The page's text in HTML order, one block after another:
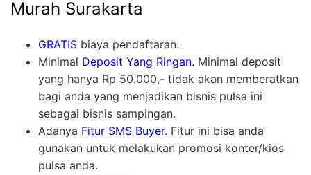
Murah Surakarta
GRATIS biaya pendaftaran.
Minimal Deposit Yang Ringan. Minimal deposit
yang hanya Rp 50.000,- tidak akan memberatkan
bagi anda yang menjadikan bisnis pulsa ini
sebagai bisnis sampingan.
Adanya Fitur SMS Buyer. Fitur ini bisa anda
gunakan untuk melakukan promosi konter/kios
pulsa anda.